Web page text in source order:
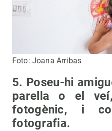
Foto: Joana Arribas
5. Poseu-hi
parella o el
fotogènic, i
fotografia.